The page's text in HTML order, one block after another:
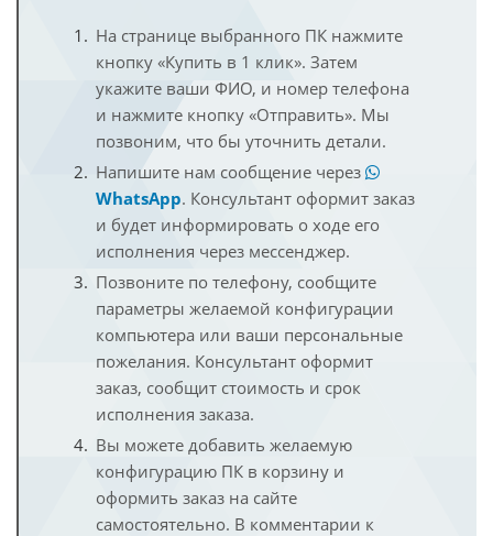
На странице выбранного ПК нажмите
кнопку «Купить в 1 клик». Затем
укажите ваши ФИО, и номер телефона
и нажмите кнопку «Отправить». Мы
позвоним, что бы уточнить детали.
Напишите нам сообщение через
WhatsApp. Консультант оформит заказ
и будет информировать о ходе его
исполнения через мессенджер.
Позвоните по телефону, сообщите
параметры желаемой конфигурации
компьютера или ваши персональные
пожелания. Консультант оформит
заказ, сообщит стоимость и срок
исполнения заказа.
Вы можете добавить желаемую
конфигурацию ПК в корзину и
оформить заказ на сайте
самостоятельно. В комментарии к